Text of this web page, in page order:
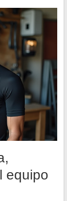
equipo